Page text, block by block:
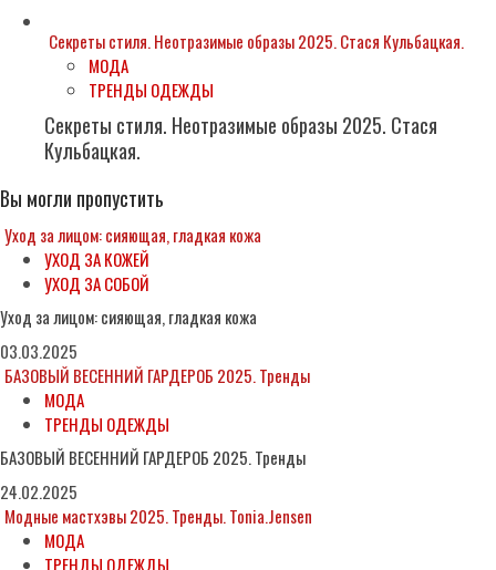
Секреты стиля. Неотразимые образы 2025. Стася Кульбацкая.
МОДА
ТРЕНДЫ ОДЕЖДЫ
Секреты стиля. Неотразимые образы 2025. Стася
Кульбацкая.
Вы могли пропустить
Уход за лицом: сияющая, гладкая кожа
УХОД ЗА КОЖЕЙ
УХОД ЗА СОБОЙ
Уход за лицом: сияющая, гладкая кожа
03.03.2025
БАЗОВЫЙ ВЕСЕННИЙ ГАРДЕРОБ 2025. Тренды
МОДА
ТРЕНДЫ ОДЕЖДЫ
БАЗОВЫЙ ВЕСЕННИЙ ГАРДЕРОБ 2025. Тренды
24.02.2025
Модные мастхэвы 2025. Тренды. Tonia.Jensen
МОДА
ТРЕНДЫ ОДЕЖДЫ